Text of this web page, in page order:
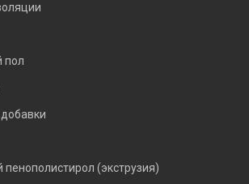
пол
(экструзия)